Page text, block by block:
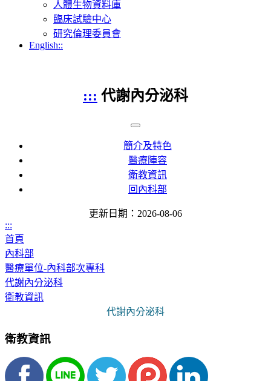
人體生物資料庫
臨床試驗中心
研究倫理委員會
English::
::: 代謝內分泌科
簡介及特色
醫療陣容
衛教資訊
回內科部
更新日期：2026-08-06
:::
首頁
內科部
醫療單位-內科部次專科
代謝內分泌科
衛教資訊
代謝內分泌科
衛教資訊